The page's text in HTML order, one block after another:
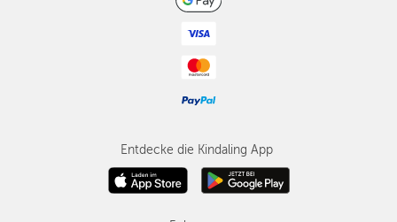
Entdecke die Kindaling App